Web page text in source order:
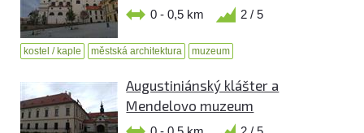
0 - 0,5 km 2 / 5
kostel / kaple městská architektura muzeum
Augustiniánský klášter a
Mendelovo muzeum